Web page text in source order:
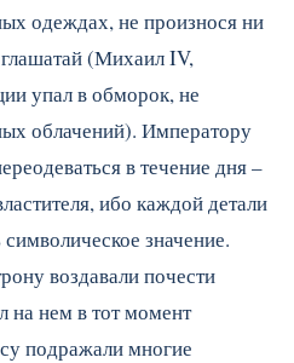
одеждах, не произнося ни
глашатай (Михаил IV,
упал в обморок, не
облачений). Императору
в течение дня –
ибо каждой детали
значение.
воздавали почести
на нем в тот момент
подражали многие